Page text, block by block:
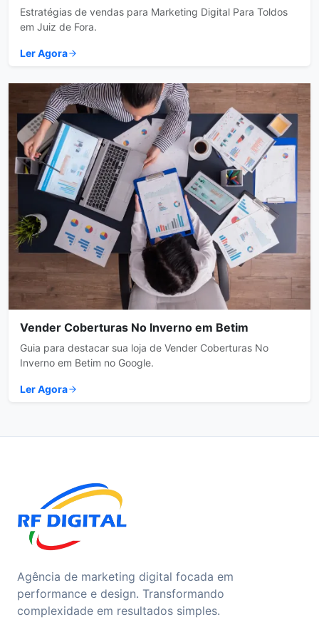
Estratégias de vendas para Marketing Digital Para Toldos
em Juiz de Fora.
Ler Agora
Vender Coberturas No Inverno em Betim
Guia para destacar sua loja de Vender Coberturas No
Inverno em Betim no Google.
Ler Agora
Agência de marketing digital focada em
performance e design. Transformando
complexidade em resultados simples.